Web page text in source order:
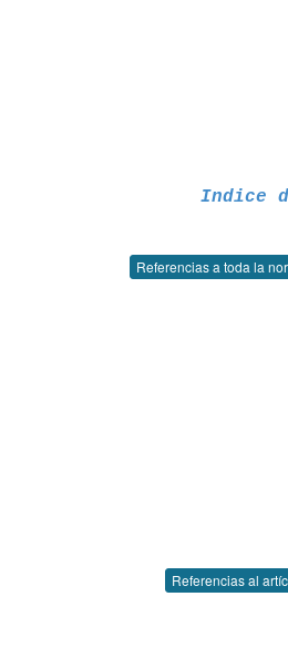
Indice
Referencias a toda la
Referencias al